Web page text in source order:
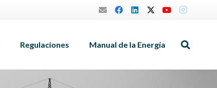
Regulaciones Manual de la Energía